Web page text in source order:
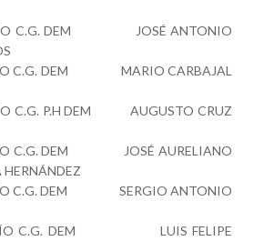
C.G. DEM JOSÉ ANTONIO
C.G. DEM MARIO CARBAJAL
C.G. P.H DEM AUGUSTO CRUZ
C.G. DEM JOSÉ AURELIANO
C.G. DEM SERGIO ANTONIO
C.G. DEM LUIS FELIPE